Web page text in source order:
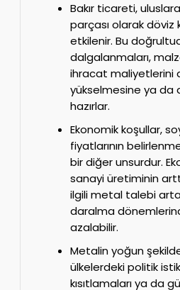
Bakır ticareti,
parçası olarak döviz
etkilenir. Bu
dalgalanmaları,
ihracat maliyetlerini
yükselmesine ya da
hazırlar.
Ekonomik koşullar,
fiyatlarının
bir diğer unsurdur.
sanayi üretiminin
ilgili metal talebi
daralma
azalabilir.
Metalin yoğun
ülkelerdeki politik
kısıtlamaları ya da